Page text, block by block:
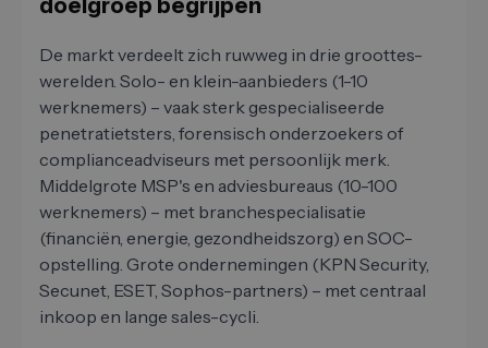
doelgroep begrijpen
De markt verdeelt zich ruwweg in drie groottes-
werelden. Solo- en klein-aanbieders (1-10
werknemers) – vaak sterk gespecialiseerde
penetratietsters, forensisch onderzoekers of
complianceadviseurs met persoonlijk merk.
Middelgrote MSP's en adviesbureaus (10-100
werknemers) – met branchespecialisatie
(financiën, energie, gezondheidszorg) en SOC-
opstelling. Grote ondernemingen (KPN Security,
Secunet, ESET, Sophos-partners) – met centraal
inkoop en lange sales-cycli.